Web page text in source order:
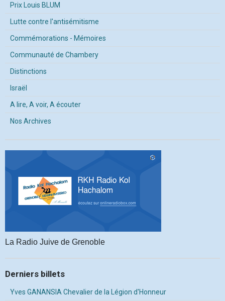
Prix Louis BLUM
Lutte contre l'antisémitisme
Commémorations - Mémoires
Communauté de Chambery
Distinctions
Israël
A lire, A voir, A écouter
Nos Archives
La Radio Juive de Grenoble
Derniers billets
Yves GANANSIA Chevalier de la Légion d'Honneur